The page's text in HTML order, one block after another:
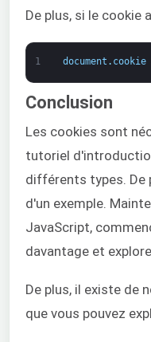
De plus, si le cookie
1 document . cookie
Conclusion
Les cookies sont
tutoriel
différents types. De
d'un exemple.
JavaScript,
davantage et
De plus, il existe de
que vous pouvez